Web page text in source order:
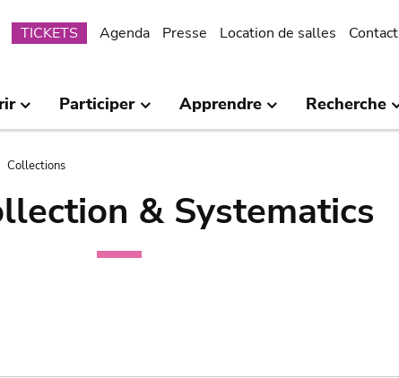
Submenu
TICKETS Agenda Presse Location de salles Contact
Participer Apprendre Recherche
Collections
& Systematics